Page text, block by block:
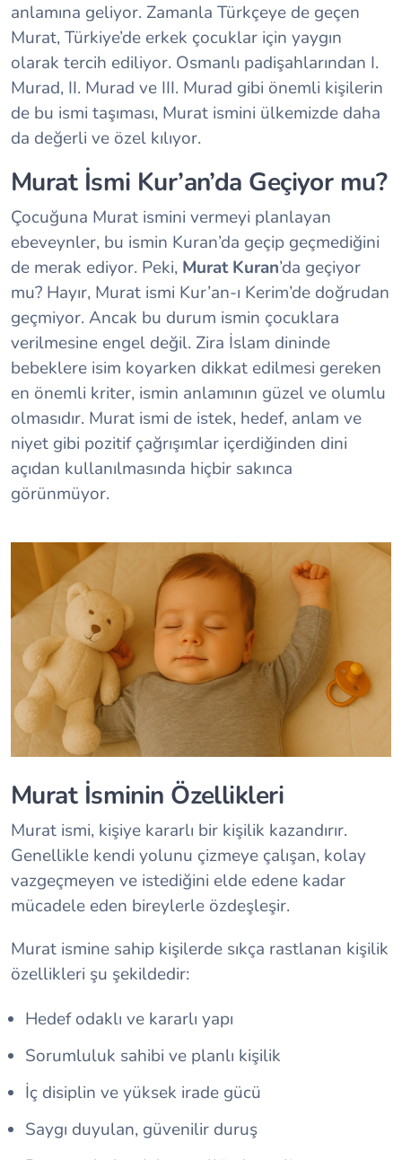
anlamına geliyor. Zamanla Türkçeye de geçen
Murat, Türkiye’de erkek çocuklar için yaygın
olarak tercih ediliyor. Osmanlı padişahlarından I.
Murad, II. Murad ve III. Murad gibi önemli kişilerin
de bu ismi taşıması, Murat ismini ülkemizde daha
da değerli ve özel kılıyor.
Murat İsmi Kur’an’da Geçiyor mu?
Çocuğuna Murat ismini vermeyi planlayan
ebeveynler, bu ismin Kuran’da geçip geçmediğini
de merak ediyor. Peki, Murat Kuran’da geçiyor
mu? Hayır, Murat ismi Kur’an-ı Kerim’de doğrudan
geçmiyor. Ancak bu durum ismin çocuklara
verilmesine engel değil. Zira İslam dininde
bebeklere isim koyarken dikkat edilmesi gereken
en önemli kriter, ismin anlamının güzel ve olumlu
olmasıdır. Murat ismi de istek, hedef, anlam ve
niyet gibi pozitif çağrışımlar içerdiğinden dini
açıdan kullanılmasında hiçbir sakınca
görünmüyor.
Murat İsminin Özellikleri
Murat ismi, kişiye kararlı bir kişilik kazandırır.
Genellikle kendi yolunu çizmeye çalışan, kolay
vazgeçmeyen ve istediğini elde edene kadar
mücadele eden bireylerle özdeşleşir.
Murat ismine sahip kişilerde sıkça rastlanan kişilik
özellikleri şu şekildedir:
Hedef odaklı ve kararlı yapı
Sorumluluk sahibi ve planlı kişilik
İç disiplin ve yüksek irade gücü
Saygı duyulan, güvenilir duruş